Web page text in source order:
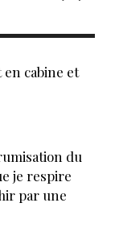
cabine et
du
je respire
par une